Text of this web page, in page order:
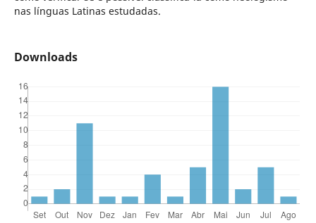
nas línguas Latinas estudadas.
Downloads